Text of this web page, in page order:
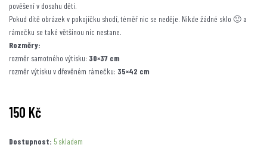
pověšení v dosahu dětí.
Pokud dítě obrázek v pokojíčku shodí, téměř nic se neděje. Nikde žádné sklo 🙂 a
rámečku se také většinou nic nestane.
Rozměry:
rozměr samotného výtisku: 30×37 cm
rozměr výtisku v dřevěném rámečku: 35×42 cm
150 Kč
Dostupnost: 5 skladem
Anděl